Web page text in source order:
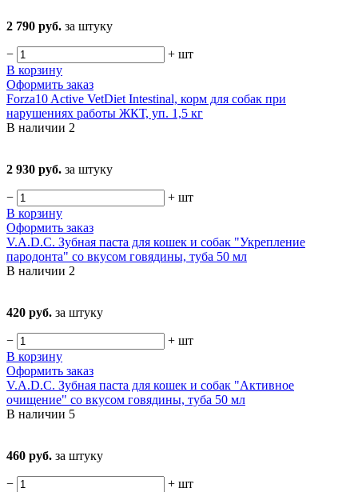
2 790 руб. за штуку
− + шт
В корзину
Оформить заказ
Forza10 Active VetDiet Intestinal, корм для собак при
нарушениях работы ЖКТ, уп. 1,5 кг
В наличии 2
2 930 руб. за штуку
− + шт
В корзину
Оформить заказ
V.A.D.C. Зубная паста для кошек и собак "Укрепление
пародонта" со вкусом говядины, туба 50 мл
В наличии 2
420 руб. за штуку
− + шт
В корзину
Оформить заказ
V.A.D.C. Зубная паста для кошек и собак "Активное
очищение" со вкусом говядины, туба 50 мл
В наличии 5
460 руб. за штуку
− + шт